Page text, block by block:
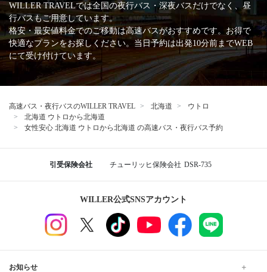
WILLER TRAVELでは全国の夜行バス・深夜バスだけでなく、昼
行バスもご用意しています。
格安・最安値料金でのご移動は高速バスがおすすめです。お得で
快適なプランをお探しください。当日予約は出発10分前までWEB
にて受け付けています。
高速バス・夜行バスのWILLER TRAVEL 北海道
ウトロ
北海道 ウトロから北海道
女性安心 北海道 ウトロから北海道 の高速バス・夜行バス予約
引受保険会社 チューリッヒ保険会社 DSR-735
WILLER公式SNSアカウント
お知らせ